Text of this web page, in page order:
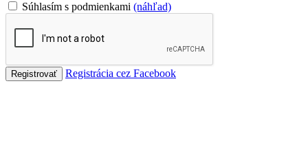
Súhlasím s podmienkami (náhľad)
Registrácia cez Facebook